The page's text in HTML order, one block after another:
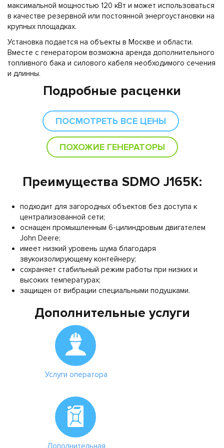
максимальной мощностью 120 кВт и может использоваться
в качестве резервной или постоянной энергоустановки на
крупных площадках.
Установка подается на объекты в Москве и области.
Вместе с генератором возможна аренда дополнительного
топливного бака и силового кабеля необходимого сечения
и длинны.
Подробные расценки
ПОСМОТРЕТЬ ВСЕ ЦЕНЫ
ПОХОЖИЕ ГЕНЕРАТОРЫ
Преимущества SDMO J165K:
подходит для загородных объектов без доступа к
централизованной сети;
оснащен промышленным 6-цилиндровым двигателем
John Deere;
имеет низкий уровень шума благодаря
звукоизолирующему контейнеру;
сохраняет стабильный режим работы при низких и
высоких температурах;
защищен от вибрации специальными подушками.
Дополнительные услуги
Услуги оператора
Дополнительная